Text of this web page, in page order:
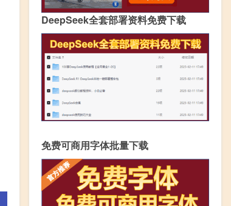
DeepSeek全套部署资料免费下载
免费可商用字体批量下载